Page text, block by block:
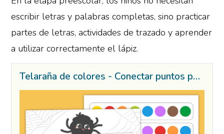
escribir letras y palabras completas, sino practicar
partes de letras, actividades de trazado y aprender
a utilizar correctamente el lápiz.
Telaraña de colores - Conectar puntos por color